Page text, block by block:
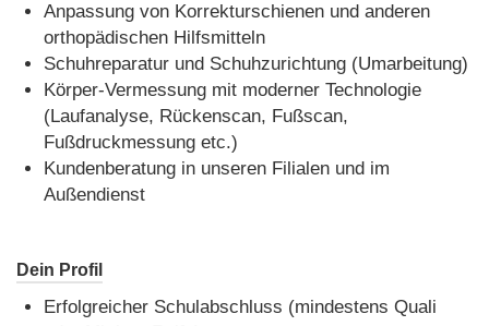
Anpassung von Korrekturschienen und anderen
orthopädischen Hilfsmitteln
Schuhreparatur und Schuhzurichtung (Umarbeitung)
Körper-Vermessung mit moderner Technologie
(Laufanalyse, Rückenscan, Fußscan,
Fußdruckmessung etc.)
Kundenberatung in unseren Filialen und im
Außendienst
Dein Profil
Erfolgreicher Schulabschluss (mindestens Quali